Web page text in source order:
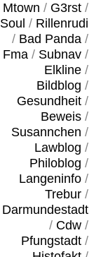
Mtown / G3rst/
Soul / Rillenrudi
/ Bad Panda/
Fma/ Subnav/
Elkline/
Bildblog /
Gesundheit/
Beweis/
Susannchen /
Lawblog /
Philoblog /
Langeninfo/
Trebur/
Darmundestadt
/ Cdw/
Pfungstadt/